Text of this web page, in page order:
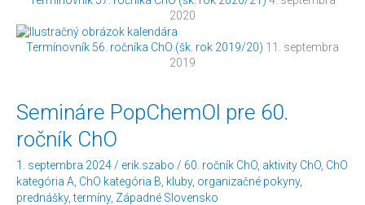
2020
Termínovník 56. ročníka ChO (šk. rok 2019/20) 11. septembra
2019
Semináre PopChemOl pre 60.
ročník ChO
1. septembra 2024 / erik.szabo / 60. ročník ChO aktivity ChO ChO
kategória A ChO kategória B kluby, organizačné pokyny,
prednášky,termíny, Západné Slovensko
Semináre
PopChemOl
pre
ročník
ChO